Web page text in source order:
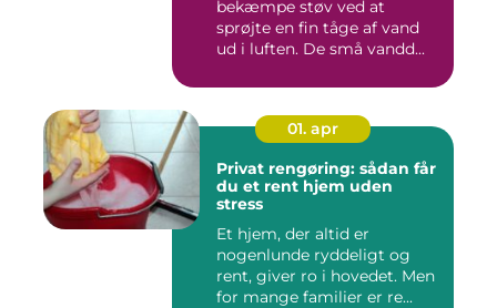
bekæmpe støv ved at
sprøjte en fin tåge af vand
ud i luften. De små vandd...
01. apr
Privat rengøring: sådan får
du et rent hjem uden
stress
Et hjem, der altid er
nogenlunde ryddeligt og
rent, giver ro i hovedet. Men
for mange familier er re...